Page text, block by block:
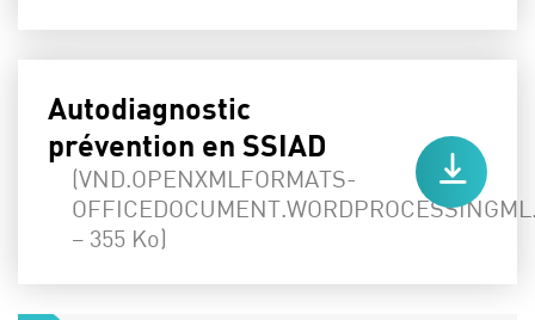
Autodiagnostic
prévention en SSIAD
(VND.OPENXMLFORMATS-
– 355 Ko)